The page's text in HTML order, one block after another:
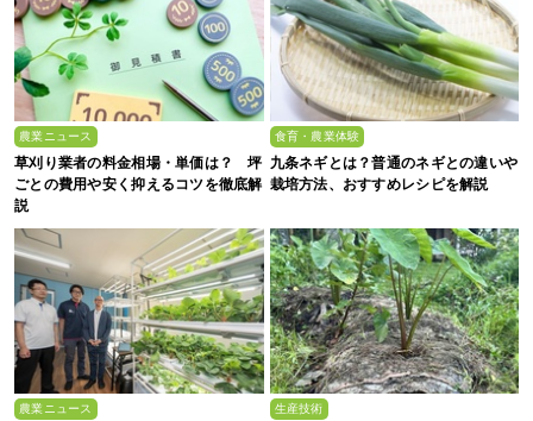
農業ニュース
草刈り業者の料金相場・単価は？ 坪
ごとの費用や安く抑えるコツを徹底解
説
食育・農業体験
九条ネギとは？普通のネギとの違いや
栽培方法、おすすめレシピを解説
農業ニュース 生産技術